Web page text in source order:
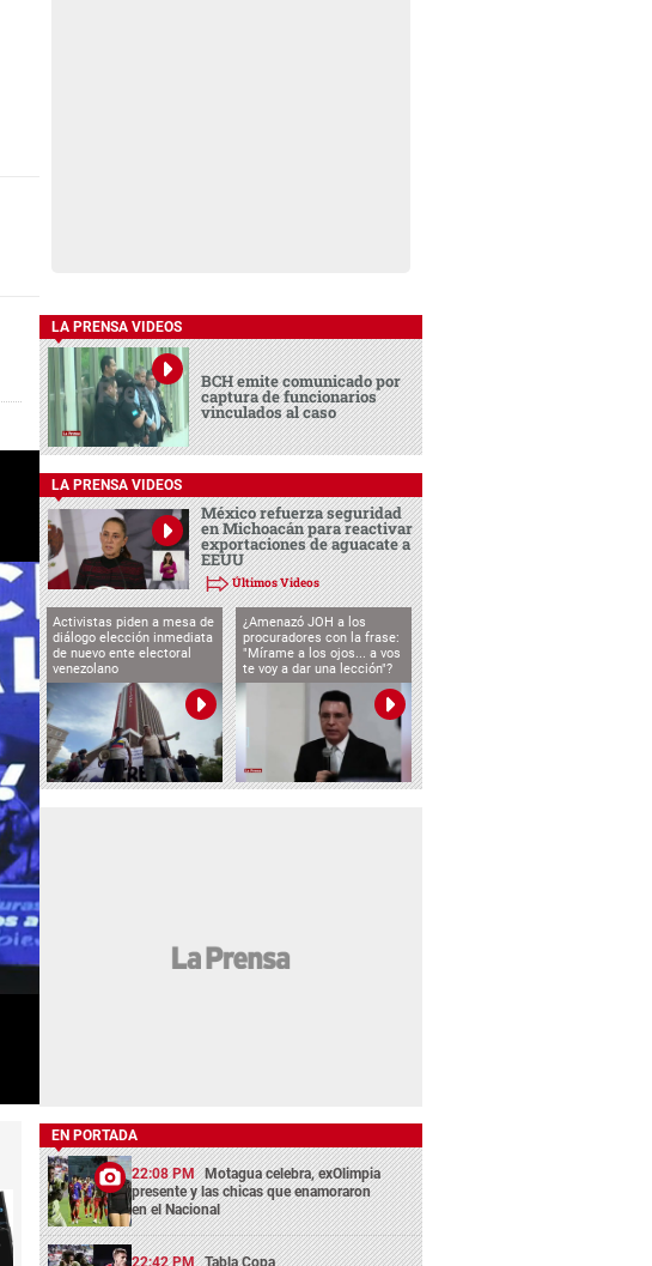
LA PRENSA VIDEOS
BCH emite comunicado por
captura de funcionarios
vinculados al caso
LA PRENSA VIDEOS
México refuerza seguridad
en Michoacán para reactivar
exportaciones de aguacate a
EEUU
Últimos Videos
Activistas piden a mesa de
diálogo elección inmediata
de nuevo ente electoral
venezolano
¿Amenazó JOH a los
procuradores con la frase:
"Mírame a los ojos... a vos
te voy a dar una lección"?
EN PORTADA
22:08 PM Motagua celebra, exOlimpia
presente y las chicas que enamoraron
en el Nacional
22:42 PM Tabla Copa